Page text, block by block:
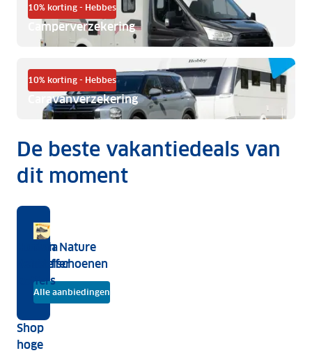
10% korting - Hebbes
Camperverzekering
10% korting - Hebbes
Caravanverzekering
De beste vakantiedeals van
dit moment
Hebben
we
alles?
Alle aanbiedingen
Shop
hoge
Human
Nature
koffers
Modula
dakkoffer
Human Nature
wandelschoenen